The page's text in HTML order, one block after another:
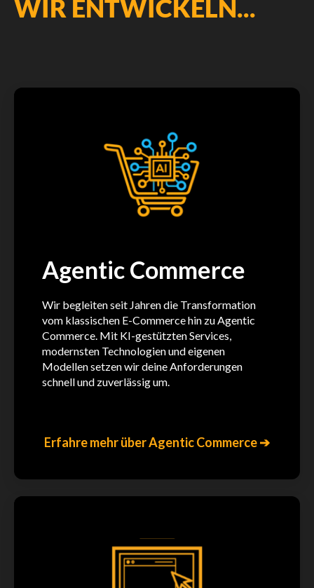
WIR ENTWICKELN...
Agentic Commerce
Wir begleiten seit Jahren die Transformation
vom klassischen E-Commerce hin zu Agentic
Commerce. Mit KI-gestützten Services,
modernsten Technologien und eigenen
Modellen setzen wir deine Anforderungen
schnell und zuverlässig um.
Erfahre mehr über Agentic Commerce ➔